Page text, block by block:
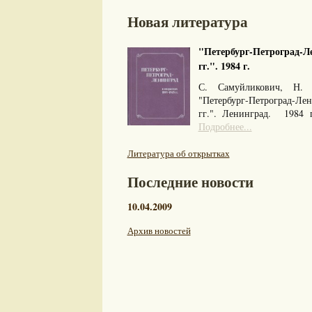
Новая литература
"Петербург-Петроград-
гг.". 1984 г.
С. Самуйликович, Н.
"Петербург-Петроград-
гг.". Ленинград.
Подробнее...
Литература об открытках
Последние новости
10.04.2009
Архив новостей